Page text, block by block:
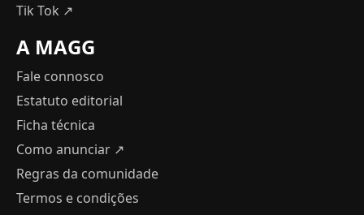
Tik Tok ↗
A MAGG
Fale connosco
Estatuto editorial
Ficha técnica
Como anunciar ↗
Regras da comunidade
Termos e condições